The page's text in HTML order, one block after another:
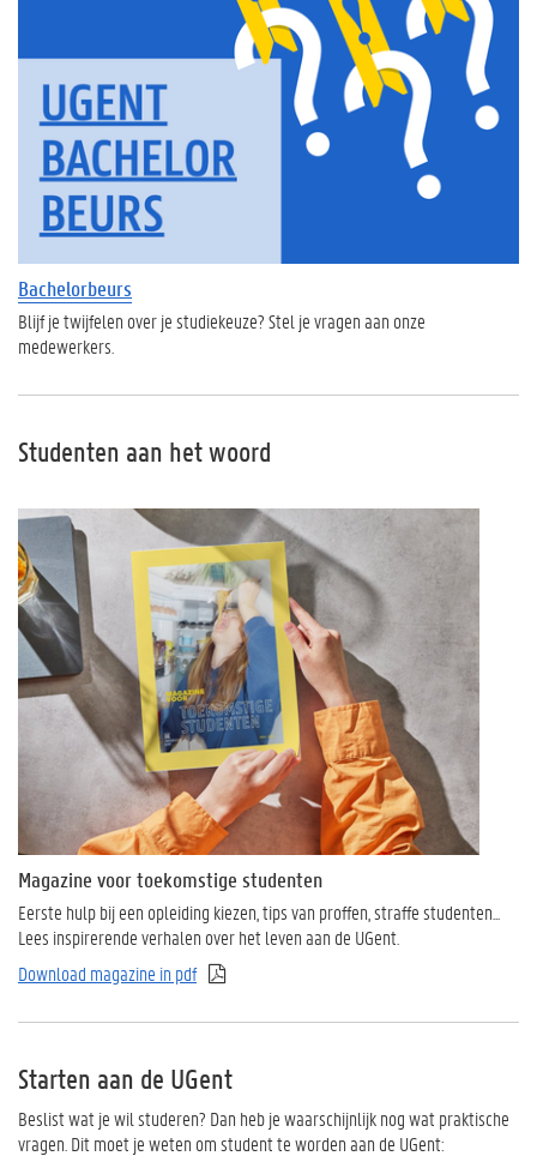
Bachelorbeurs
Blijf je twijfelen over je studiekeuze? Stel je vragen aan onze
medewerkers.
Studenten aan het woord
Magazine voor toekomstige studenten
Eerste hulp bij een opleiding kiezen, tips van proffen, straffe studenten...
Lees inspirerende verhalen over het leven aan de UGent.
Download magazine in pdf
Starten aan de UGent
Beslist wat je wil studeren? Dan heb je waarschijnlijk nog wat praktische
vragen. Dit moet je weten om student te worden aan de UGent: